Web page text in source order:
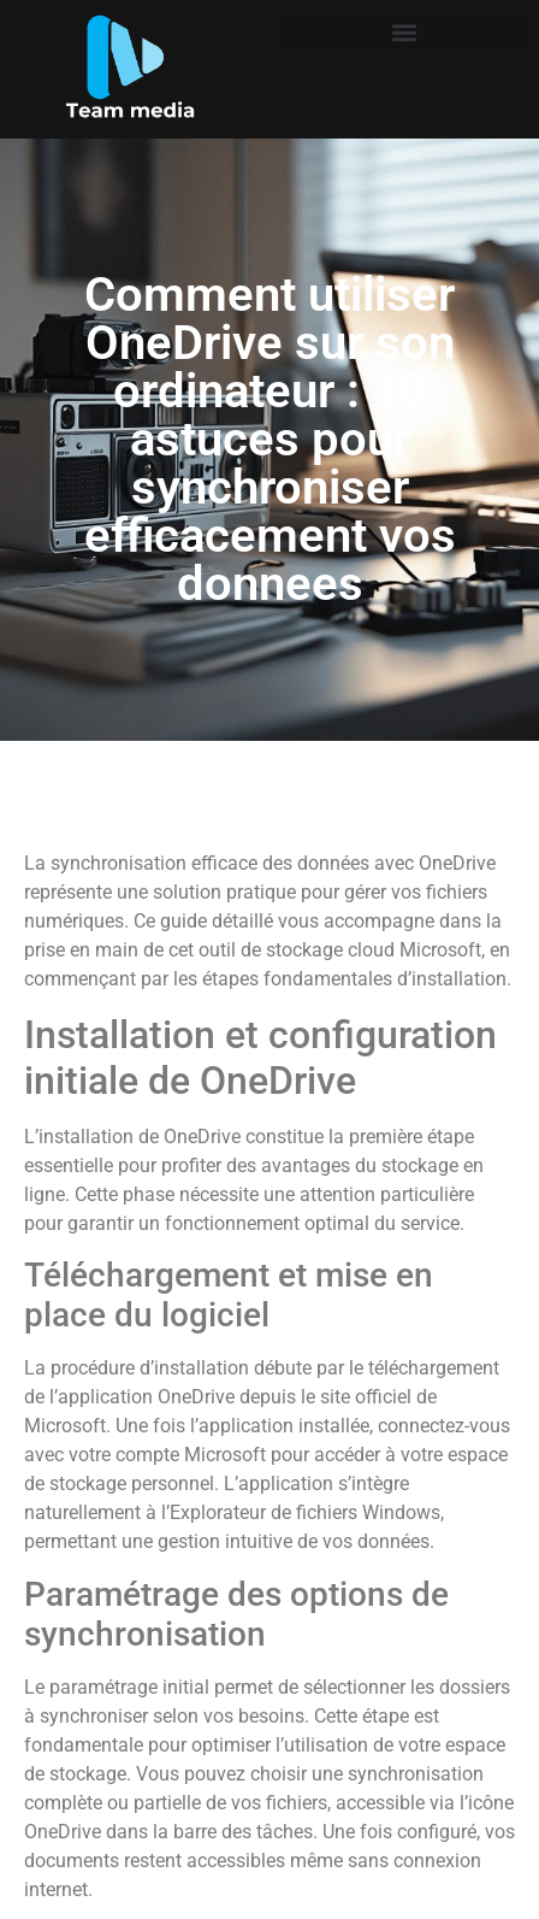
Comment utiliser
OneDrive sur son
ordinateur : 10
astuces pour
synchroniser
efficacement vos
donnees
La synchronisation efficace des données avec OneDrive
représente une solution pratique pour gérer vos fichiers
numériques. Ce guide détaillé vous accompagne dans la
prise en main de cet outil de stockage cloud Microsoft, en
commençant par les étapes fondamentales d’installation.
Installation et configuration
initiale de OneDrive
L’installation de OneDrive constitue la première étape
essentielle pour profiter des avantages du stockage en
ligne. Cette phase nécessite une attention particulière
pour garantir un fonctionnement optimal du service.
Téléchargement et mise en
place du logiciel
La procédure d’installation débute par le téléchargement
de l’application OneDrive depuis le site officiel de
Microsoft. Une fois l’application installée, connectez-vous
avec votre compte Microsoft pour accéder à votre espace
de stockage personnel. L’application s’intègre
naturellement à l’Explorateur de fichiers Windows,
permettant une gestion intuitive de vos données.
Paramétrage des options de
synchronisation
Le paramétrage initial permet de sélectionner les dossiers
à synchroniser selon vos besoins. Cette étape est
fondamentale pour optimiser l’utilisation de votre espace
de stockage. Vous pouvez choisir une synchronisation
complète ou partielle de vos fichiers, accessible via l’icône
OneDrive dans la barre des tâches. Une fois configuré, vos
documents restent accessibles même sans connexion
internet.